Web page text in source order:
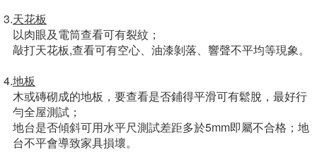
3.天花板
以肉眼及電筒查看可有裂紋；
敲打天花板,查看可有空心、油漆剝落、響聲不平均等現象。
4.地板
木或磚砌成的地板，要查看是否鋪得平滑可有鬆脫，最好行
勻全屋測試；
地台是否傾斜可用水平尺測試差距多於5mm即屬不合格；地
台不平會導致家具損壞。